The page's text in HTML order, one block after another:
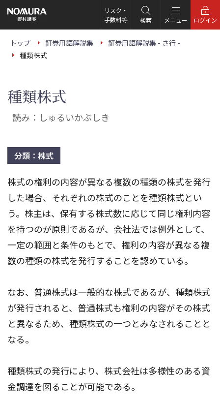
の
ー
リスク・
手数料等
検索 メニュー ログイン
トップ 証券用語解説集
証券用語解説集 - さ行 -
種類株式
種類株式
読み：しゅるいかぶしき
分類：株式
株式の権利の内容が異なる複数の種類の株式を発行
した場合、それぞれの株式のことを種類株式とい
う。株主は、保有する株式数に応じて同じ権利内容
を持つのが原則であるが、会社法では例外として、
一定の範囲と条件のもとで、権利の内容が異なる複
数の種類の株式を発行することを認めている。
なお、普通株式は一般的な株式であるが、種類株式
が発行されると、普通株式も権利の内容がその株式
と異なるため、種類株式の一つとみなされることと
なる。
種類株式の発行により、株式会社は多様性のある資
金調達を図ることが可能である。